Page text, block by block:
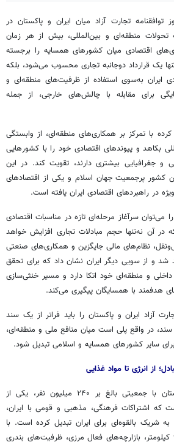
توافقنامه تجارت آزاد میان ایران و پاکستان در
منطقه‌ای و بین‌المللی، بیش از هر زمان
اقتصادی میان کشورهای همسایه را برجسته
یک قرارداد دوجانبه تجاری محسوب می‌شود، بلکه
ایران به‌سوی استفاده از ظرفیت‌های منطقه‌ای و
برای مقابله با چالش‌های خارجی، از جمله
با تمرکز بر همکاری‌های منطقه‌ای، از وابستگی
بکاهد و پیوندهای اقتصادی خود را با کشورهایی
و جغرافیایی بیشتری دارند، تقویت کند. در این
کشور پرجمعیت جهان اسلام و یکی از اقتصادهای
در راهبردهای اقتصادی ایران یافته است.
را می‌توان سرآغاز مرحله‌ای تازه در مناسبات اقتصادی
آن نه‌تنها حجم مبادلات تجاری افزایش خواهد
نظام‌های مالی جایگزین و همکاری‌های صنعتی
شد و از سویی دیگر ایران نشان داد که برای تحقق
و منطقه‌ای خود اتکا دارد و مسیر خنثی‌سازی
هدفمند با همسایگان پیگیری می‌کند.
آزاد ایران و پاکستان را باید فراتر از یک سند
در واقع پلی است میان منافع ملی و منطقه‌ای،
سایر کشورهای همسایه و اسلامی تبدیل شود.
از انرژی تا مواد غذایی
همانطور که اشاره شد پاکستان با جمعیتی بالغ بر ۲۴۰ میلیون نفر، یکی از
که اشتراکات فرهنگی، مذهبی و قومی با ایران،
شریک بالقوه‌ای برای ایران تبدیل کرده است. با
وجود مرز زمینی بیش از ۹۰۰ کیلومتر، بازارچه‌های فعال مرزی، ظرفیت‌های بندری